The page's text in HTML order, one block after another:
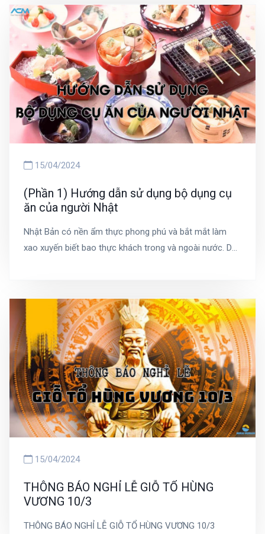
có thể hiểu rõ hơn về văn hoá con người xứ hoa anh
đào, tránh phạm phải những sai lầm không đáng có
nha!
15/04/2024
(Phần 1) Hướng dẫn sử dụng bộ dụng cụ
ăn của người Nhật
Nhật Bản có nền ẩm thực phong phú và bắt mắt làm
xao xuyến biết bao thực khách trong và ngoài nước. Do
điều rất cần thiết.
15/04/2024
THÔNG BÁO NGHỈ LỄ GIỖ TỔ HÙNG
VƯƠNG 10/3
THÔNG BÁO NGHỈ LỄ GIỖ TỔ HÙNG VƯƠNG 10/3